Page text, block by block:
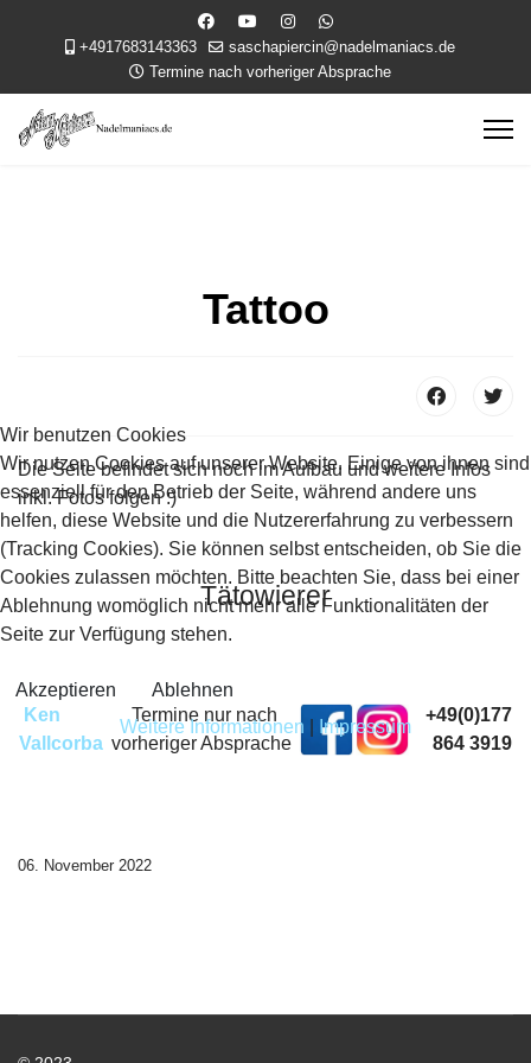
+4917683143363
saschapiercin@nadelmaniacs.de
Termine nach vorheriger Absprache
Tattoo
Die Seite befindet sich noch im Aufbau und weitere Infos
inkl. Fotos folgen :)
Tätowierer
Ken
Vallcorba
Termine nur nach
vorheriger Absprache
+49(0)177
864 3919
06. November 2022
Wir benutzen Cookies
Wir nutzen Cookies auf unserer Website. Einige von ihnen sind
essenziell für den Betrieb der Seite, während andere uns
helfen, diese Website und die Nutzererfahrung zu verbessern
(Tracking Cookies). Sie können selbst entscheiden, ob Sie die
Cookies zulassen möchten. Bitte beachten Sie, dass bei einer
Ablehnung womöglich nicht mehr alle Funktionalitäten der
Seite zur Verfügung stehen.
Akzeptieren
Ablehnen
Weitere Informationen
Impressum